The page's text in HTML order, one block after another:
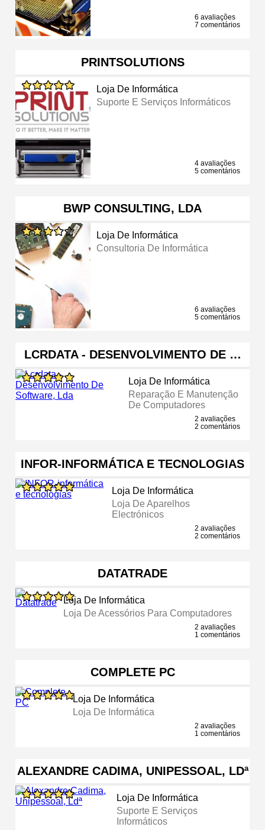
6 avaliações
7 comentários
PRINTSOLUTIONS
Loja De Informática
Suporte E Serviços Informáticos
4 avaliações
5 comentários
BWP CONSULTING, LDA
Loja De Informática
Consultoria De Informática
6 avaliações
5 comentários
LCRDATA - DESENVOLVIMENTO DE …
Loja De Informática
Reparação E Manutenção
De Computadores
2 avaliações
2 comentários
INFOR-INFORMÁTICA E TECNOLOGIAS
Loja De Informática
Loja De Aparelhos
Electrónicos
2 avaliações
2 comentários
DATATRADE
Loja De Informática
Loja De Acessórios Para Computadores
2 avaliações
1 comentários
COMPLETE PC
Loja De Informática
Loja De Informática
2 avaliações
1 comentários
ALEXANDRE CADIMA, UNIPESSOAL, LDª
Loja De Informática
Suporte E Serviços
Informáticos